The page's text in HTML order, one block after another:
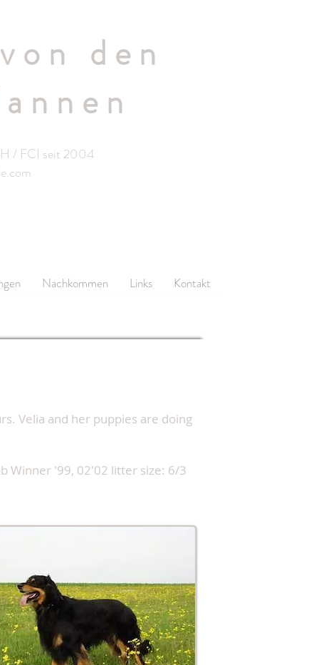
den
/ FCI seit 2004
Nachkommen Links Kontakt
Velia and her puppies are doing
Winner '99, 02'02 litter size: 6/3